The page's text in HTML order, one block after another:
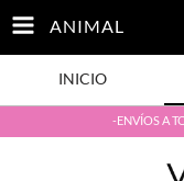
ANIMAL
INICIO
-ENVÍOS A